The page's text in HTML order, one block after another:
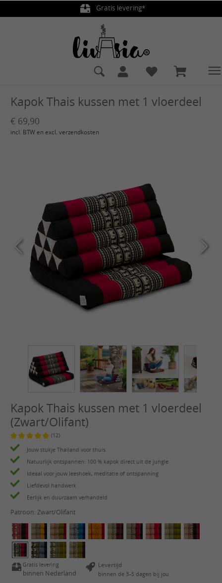
Gratis levering*
Kapok Thais kussen met 1 vloerdeel
€ 69,90
incl. BTW en excl. verzendkosten
Kapok Thais kussen met 1 vloerdeel
(Zwart/Olifant)
Gemiddelde waardering van 5 van 5 sterren
(12)
Jouw stukje Thailand voor thuis
Natuurlijk ontspannen: 100 % kapok direct uit de jungle
Ideaal voor jouw leeshoek, meditatie of ontspanning
Liefdevol handwerk
Eerlijk en duurzaam verhandeld
Patroon: Zwart/Olifant
Gratis levering
binnen Nederland
Levertijd
binnen de 3–5 dagen bij jou